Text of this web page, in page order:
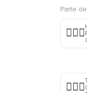
Parte
👳🏿‍♂️
🕵🏻‍♀️